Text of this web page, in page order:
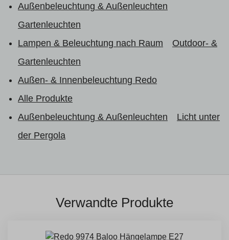
Außenbeleuchtung & Außenleuchten
Gartenleuchten
Lampen & Beleuchtung nach Raum
Outdoor- &
Gartenleuchten
Außen- & Innenbeleuchtung Redo
Alle Produkte
Außenbeleuchtung & Außenleuchten
Licht unter
der Pergola
Verwandte Produkte